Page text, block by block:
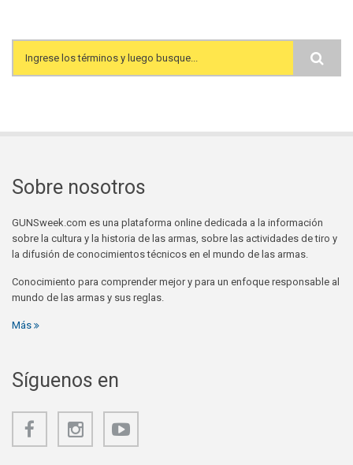
Search form
Sobre nosotros
GUNSweek.com es una plataforma online dedicada a la información
sobre la cultura y la historia de las armas, sobre las actividades de tiro y
la difusión de conocimientos técnicos en el mundo de las armas.
Conocimiento para comprender mejor y para un enfoque responsable al
mundo de las armas y sus reglas.
Más
Síguenos en